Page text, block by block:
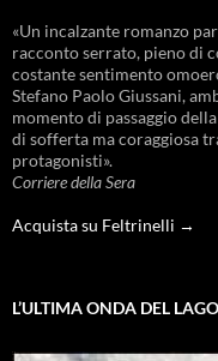
«Un incalzante romanzo
racconto serrato, pieno di
costante sentimento
Stefano Paolo Giussani,
momento di passaggio
di sofferta ma coraggiosa
protagonisti».
Corriere della Sera
Acquista su Feltrinelli →
L’ULTIMA ONDA DEL LAGO